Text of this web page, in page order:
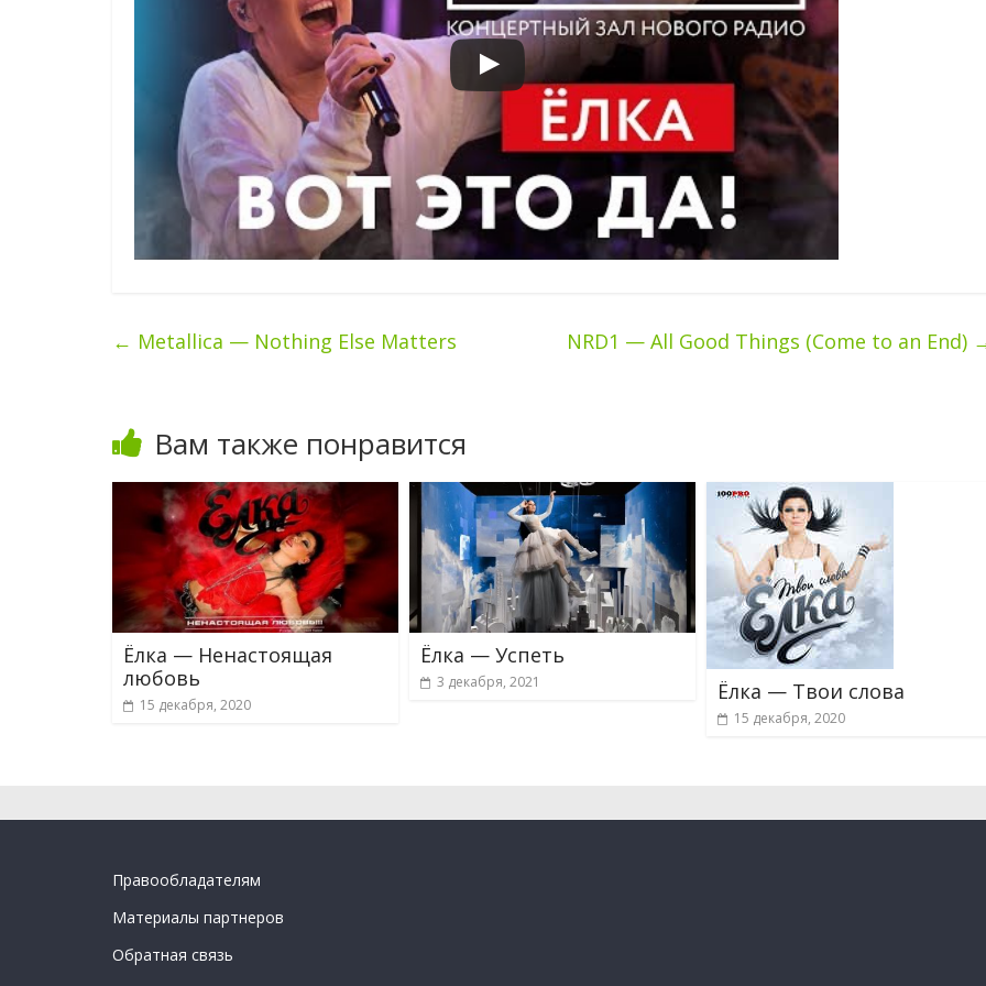
← Metallica — Nothing Else Matters NRD1 — All Good Things (Come to an End)
Вам также понравится
Ёлка — Ненастоящая
любовь
15 декабря, 2020
Ёлка — Успеть
3 декабря, 2021 Ёлка — Твои слова
15 декабря, 2020
Правообладателям
Материалы партнеров
Обратная связь